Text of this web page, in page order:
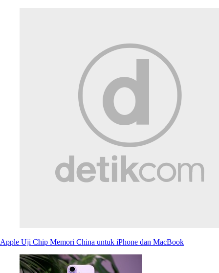
Apple Uji Chip Memori China untuk iPhone dan MacBook